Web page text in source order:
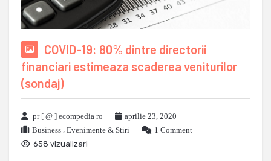
COVID-19: 80% dintre directorii
financiari estimeaza scaderea veniturilor
(sondaj)
pr [ @ ] ecompedia ro
aprilie 23, 2020
Business , Evenimente & Stiri
1 Comment
658 vizualizari